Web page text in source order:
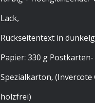
Lack,
Rückseitentext in
Papier: 330 g Postkarten-
Spezialkarton, (Invercote
holzfrei)